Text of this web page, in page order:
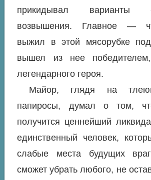
прикидывал варианты
возвышения. Главное —
выжил в этой мясорубке
вышел из нее
легендарного героя.
Майор, глядя на
папиросы, думал о том,
получится ценнейший
единственный человек,
слабые места будущих
сможет убрать любого, не